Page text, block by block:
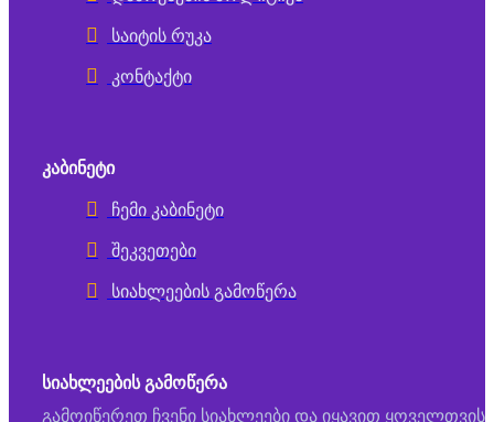
საიტის რუკა
კონტაქტი
ᲙᲐᲑᲘᲜᲔᲢᲘ
ჩემი კაბინეტი
შეკვეთები
სიახლეების გამოწერა
ᲡᲘᲐᲮᲚᲔᲔᲑᲘᲡ ᲒᲐᲛᲝᲬᲔᲠᲐ
გამოიწერეთ ჩვენი სიახლეები და იყავით ყოველთვის